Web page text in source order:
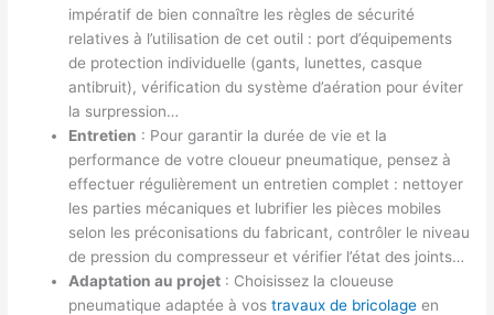
impératif de bien connaître les règles de sécurité
relatives à l’utilisation de cet outil : port d’équipements
de protection individuelle (gants, lunettes, casque
antibruit), vérification du système d’aération pour éviter
la surpression…
Entretien : Pour garantir la durée de vie et la
performance de votre cloueur pneumatique, pensez à
effectuer régulièrement un entretien complet : nettoyer
les parties mécaniques et lubrifier les pièces mobiles
selon les préconisations du fabricant, contrôler le niveau
de pression du compresseur et vérifier l’état des joints…
Adaptation au projet : Choisissez la cloueuse
pneumatique adaptée à vostravaux de bricolage en